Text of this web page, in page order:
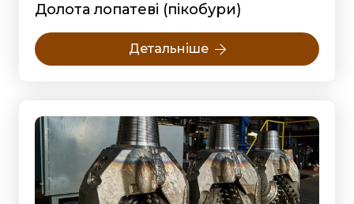
Долота лопатеві (пікобури)
Детальніше